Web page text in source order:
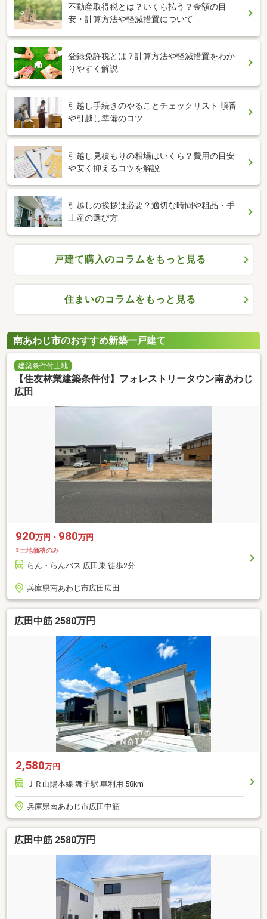
不動産取得税とは？いくら払う？金額の目
安・計算方法や軽減措置について
登録免許税とは？計算方法や軽減措置をわか
りやすく解説
引越し手続きのやることチェックリスト 順番
や引越し準備のコツ
引越し見積もりの相場はいくら？費用の目安
や安く抑えるコツを解説
引越しの挨拶は必要？適切な時間や粗品・手
土産の選び方
戸建て購入のコラムをもっと見る
住まいのコラムをもっと見る
南あわじ市のおすすめ新築一戸建て
建築条件付土地
【住友林業建築条件付】フォレストリータウン南あわじ
広田
920万円・ 980万円
※土地価格のみ
らん・らんバス 広田東 徒歩2分
兵庫県南あわじ市広田広田
広田中筋 2580万円
2,580万円
ＪＲ山陽本線 舞子駅 車利用 58km
兵庫県南あわじ市広田中筋
広田中筋 2580万円